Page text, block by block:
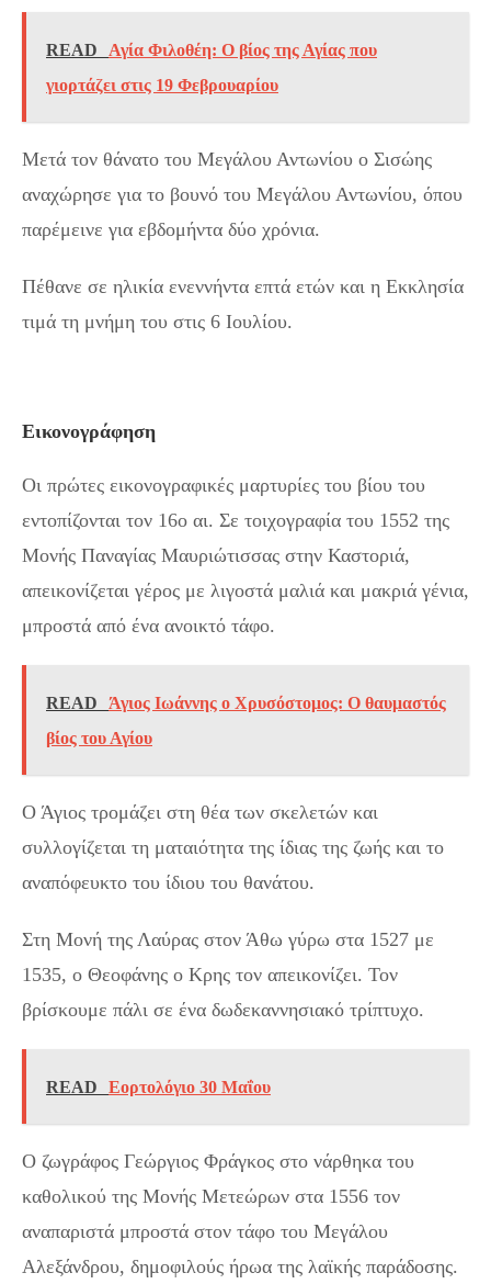
READ
Αγία Φιλοθέη: O βίος της Αγίας που
γιορτάζει στις 19 Φεβρουαρίου
Μετά τον θάνατο του Μεγάλου Αντωνίου ο Σισώης
αναχώρησε για το βουνό του Μεγάλου Αντωνίου, όπου
παρέμεινε για εβδομήντα δύο χρόνια.
Πέθανε σε ηλικία ενεννήντα επτά ετών και η Εκκλησία
τιμά τη μνήμη του στις 6 Ιουλίου.
Εικονογράφηση
Οι πρώτες εικονογραφικές μαρτυρίες του βίου του
εντοπίζονται τον 16ο αι. Σε τοιχογραφία του 1552 της
Μονής Παναγίας Μαυριώτισσας στην Καστοριά,
απεικονίζεται γέρος με λιγοστά μαλιά και μακριά γένια,
μπροστά από ένα ανοικτό τάφο.
READ
Άγιος Ιωάννης ο Χρυσόστομος: Ο θαυμαστός
βίος του Αγίου
Ο Άγιος τρομάζει στη θέα των σκελετών και
συλλογίζεται τη ματαιότητα της ίδιας της ζωής και το
αναπόφευκτο του ίδιου του θανάτου.
Στη Μονή της Λαύρας στον Άθω γύρω στα 1527 με
1535, ο Θεοφάνης ο Κρης τον απεικονίζει. Τον
βρίσκουμε πάλι σε ένα δωδεκαννησιακό τρίπτυχο.
READ Εορτολόγιο 30 Μαΐου
Ο ζωγράφος Γεώργιος Φράγκος στο νάρθηκα του
καθολικού της Μονής Μετεώρων στα 1556 τον
αναπαριστά μπροστά στον τάφο του Μεγάλου
Αλεξάνδρου, δημοφιλούς ήρωα της λαϊκής παράδοσης.